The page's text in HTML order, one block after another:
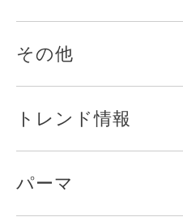
その他
トレンド情報
パーマ